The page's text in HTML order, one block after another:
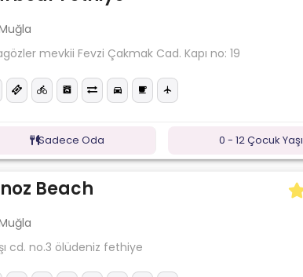
mevkii Fevzi Çakmak Cad. Kapı no: 19
Sadece Oda 0 - 12 Çocuk Yaşı
Beach
cd. no.3 ölüdeniz fethiye